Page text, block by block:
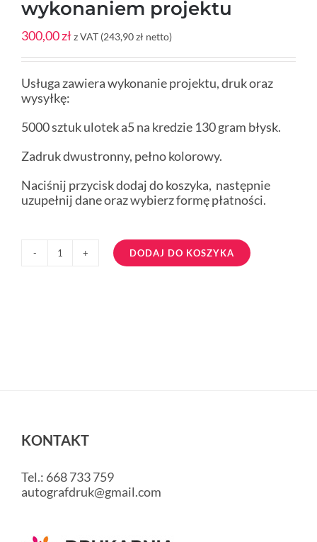
wykonaniem projektu
300,00złz VAT (243,90zł netto)
Usługa zawiera wykonanie projektu, druk oraz
wysyłkę:
5000 sztuk ulotek a5 na kredzie 130 gram błysk.
Zadruk dwustronny, pełno kolorowy.
Naciśnij przycisk dodaj do koszyka, następnie
uzupełnij dane oraz wybierz formę płatności.
ilość
DODAJ DO KOSZYKA
KONTAKT
Tel.: 668 733 759
autografdruk@gmail.com